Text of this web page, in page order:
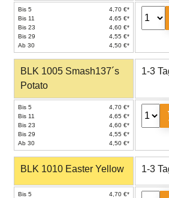
Bis 5
4,70 €*
Bis 11
4,65 €*
Bis 23
4,60 €*
Bis 29
4,55 €*
Ab 30
4,50 €*
BLK 1005 Smash137´s
Potato
1-3
Bis 5
4,70 €*
Bis 11
4,65 €*
Bis 23
4,60 €*
Bis 29
4,55 €*
Ab 30
4,50 €*
BLK 1010 Easter Yellow 1-3
Bis 5
4,70 €*